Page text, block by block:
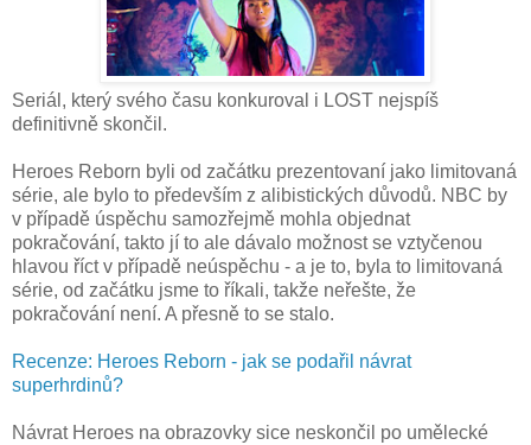
Seriál, který svého času konkuroval i LOST nejspíš
definitivně skončil.
Heroes Reborn byli od začátku prezentovaní jako limitovaná
série, ale bylo to především z alibistických důvodů. NBC by
v případě úspěchu samozřejmě mohla objednat
pokračování, takto jí to ale dávalo možnost se vztyčenou
hlavou říct v případě neúspěchu - a je to, byla to limitovaná
série, od začátku jsme to říkali, takže neřešte, že
pokračování není. A přesně to se stalo.
Recenze: Heroes Reborn - jak se podařil návrat
superhrdinů?
Návrat Heroes na obrazovky sice neskončil po umělecké